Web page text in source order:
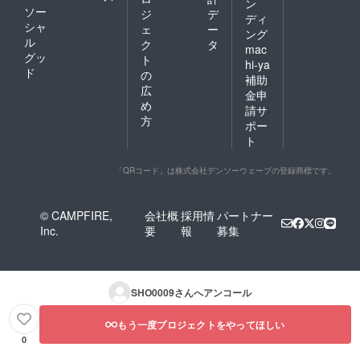
ソー
シャ
ル
グッ
ド
ジ
ェ
ク
ト
の
広
め
方
デ
ー
タ
ン
ディ
ング
mac
hi-ya
補助
金申
請サ
ポー
ト
「QRコード」は株式会社デンソーウェーブの登録商標です。
© CAMPFIRE,
Inc.
会社概
要
採用情
報
パートナー
募集
SHO0009さんへアンコール
0
もう一度プロジェクトをやってほしい